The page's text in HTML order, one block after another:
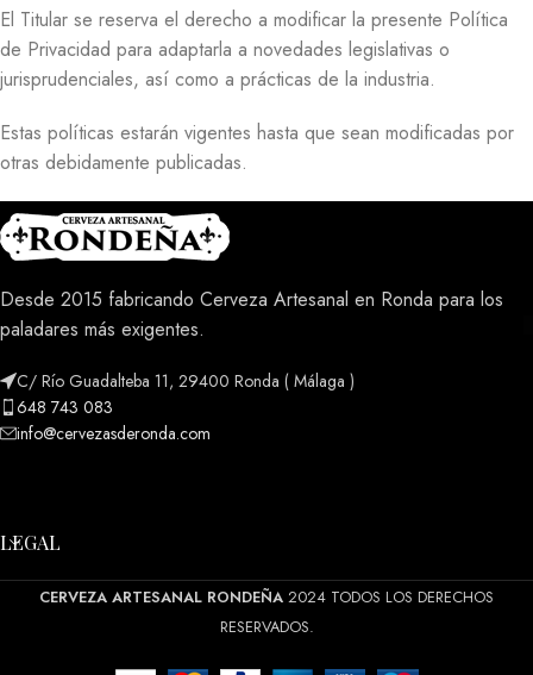
El Titular se reserva el derecho a modificar la presente Política
de Privacidad para adaptarla a novedades legislativas o
jurisprudenciales, así como a prácticas de la industria.
Estas políticas estarán vigentes hasta que sean modificadas por
otras debidamente publicadas.
Desde 2015 fabricando Cerveza Artesanal en Ronda para los
paladares más exigentes.
C/ Río Guadalteba 11, 29400 Ronda ( Málaga )
648 743 083
info@cervezasderonda.com
LEGAL
CERVEZA ARTESANAL RONDEÑA 2024 TODOS LOS DERECHOS
RESERVADOS.